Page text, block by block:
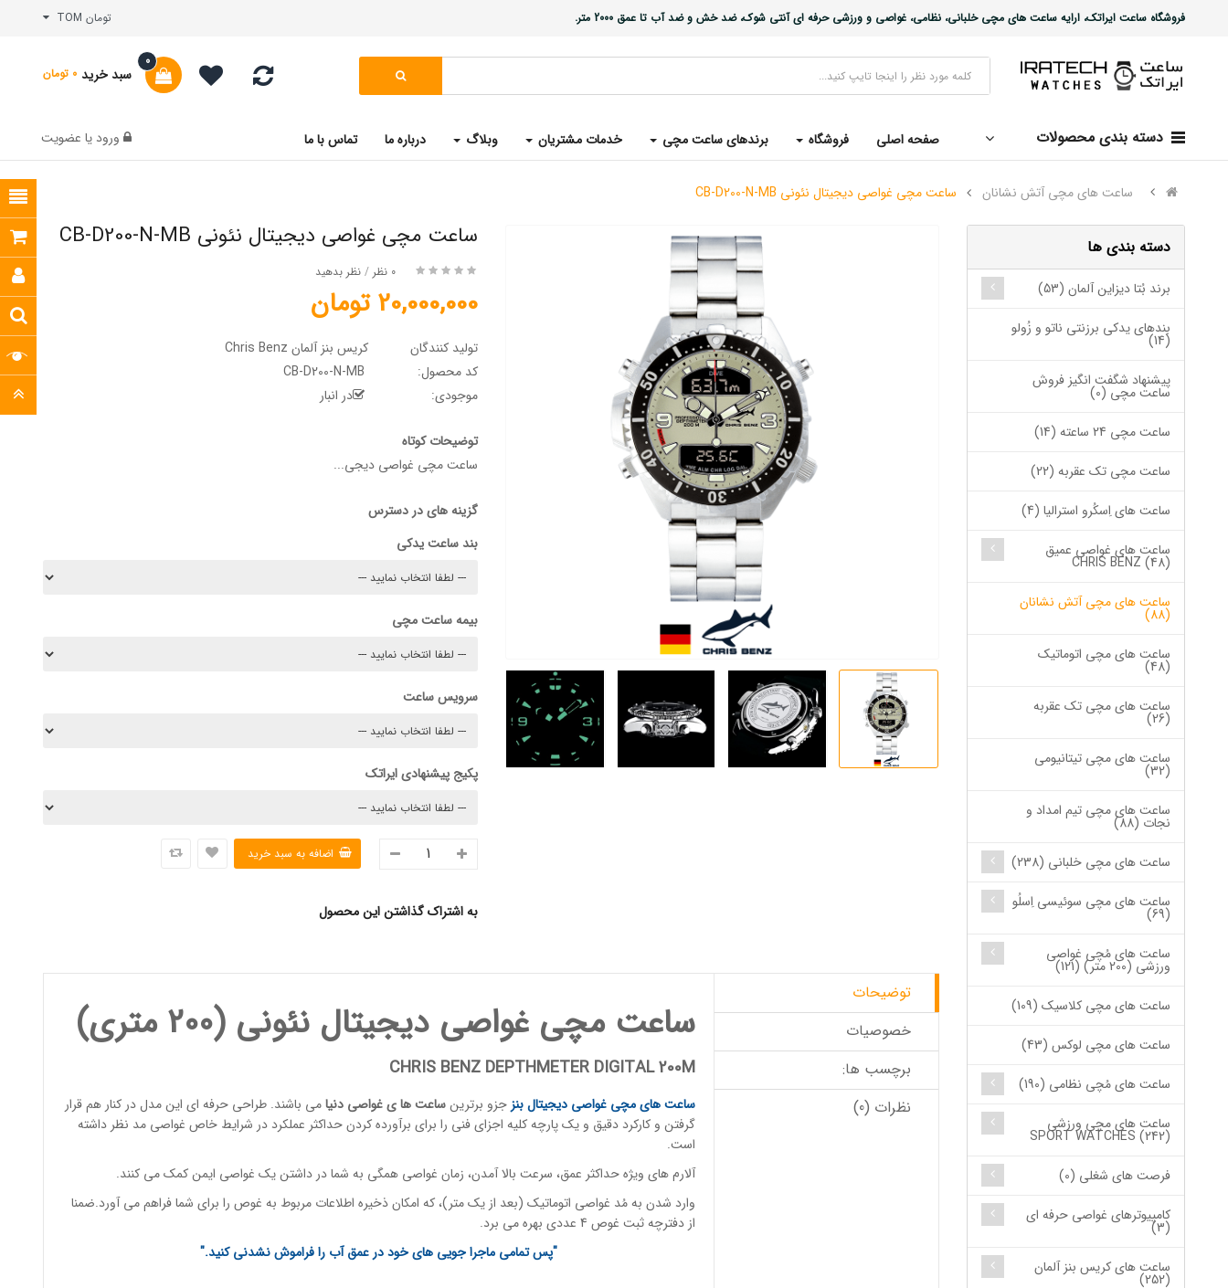
فروشگاه ساعت ایراتک، ارایه ساعت های مچی خلبانی، نظامی، غواصی و ورزشی حرفه ای آنتی شوک، ضد خش و ضد آب تا عمق 2000 متر. تومان TOM
سبد خرید
0
0 تومان
دسته بندی محصولات صفحه اصلی فروشگاه برندهای ساعت مچی خدمات مشتریان وبلاگ درباره ما تماس با ما ورود یا عضویت
ساعت های مچی آتش نشانان ساعت مچی غواصی دیجیتال نئونی CB-D200-N-MB
دسته بندی ها
برند بُتا دیزاین آلمان (53)
بندهای یدکی برزنتی ناتو و زُولو
(14)
پیشنهاد شگفت انگیز فروش
ساعت مچی (0)
ساعت مچی 24 ساعته (14)
ساعت مچی تک عقربه (22)
ساعت های اِسکُرو استرالیا (4)
ساعت های غواصی عمیق
CHRIS BENZ (48)
ساعت های مچی آتش نشانان
(88)
ساعت های مچی اتوماتیک
(48)
ساعت های مچی تک عقربه
(26)
ساعت های مچی تیتانیومی
(32)
ساعت های مچی تیم امداد و
نجات (88)
ساعت های مچی خلبانی (238)
ساعت های مچی سوئیسی اِسلُو
(69)
ساعت های مُچی غواصی
ورزشی (200 متر) (121)
ساعت های مچی کلاسیک (109)
ساعت های مچی لوکس (43)
ساعت های مُچی نظامی (190)
ساعت های مچی ورزشی
SPORT WATCHES (242)
فرصت های شغلی (0)
کامپیوترهای غواصی حرفه ای
(3)
ساعت های کریس بنز آلمان
(252)
ساعت مچی غواصی دیجیتال نئونی CB-D200-N-MB
0 نظر /نظر بدهید
20,000,000 تومان
تولید کنندگان
کریس بنز آلمان Chris Benz
کد محصول:
موجودی:
در انبار
توضیحات کوتاه
ساعت مچی غواصی دیجی...
گزینه های در دسترس
بند ساعت یدکی
بیمه ساعت مچی
سرویس ساعت
پکیج پیشنهادی ایراتک
به اشتراک گذاشتن این محصول
توضیحات
خصوصیات
برچسب ها:
نظرات (0)
ساعت مچی غواصی دیجیتال نئونی (200 متری)
CHRIS BENZ DEPTHMETER DIGITAL 200M
ساعت های مچی غواصی دیجیتال بنز جزو برترین ساعت ها ی غواصی دنیا می باشند. طراحی حرفه ای این مدل در کنار هم قرار
گرفتن و کارکرد دقیق و یک پارچه کلیه اجزای فنی را برای برآورده کردن حداکثر عملکرد در شرایط خاص غواصی مد نظر داشته
است.
آلارم های ویژه حداکثر عمق، سرعت بالا آمدن، زمان غواصی همگی به شما در داشتن یک غواصی ایمن کمک می کنند.
وارد شدن به مُد غواصی اتوماتیک (بعد از یک متر)، که امکان ذخیره اطلاعات مربوط به غوص را برای شما فراهم می آورد.ضمنا
از دفترچه ثبت غوص 4 عددی بهره می برد.
"پس تمامی ماجرا جویی های خود در عمق آب را فراموش نشدنی کنید."